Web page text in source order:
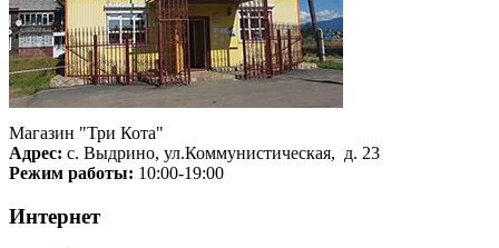
Магазин "Три Кота"
Адрес: с. Выдрино, ул.Коммунистическая, д. 23
Режим работы: 10:00-19:00
Интернет